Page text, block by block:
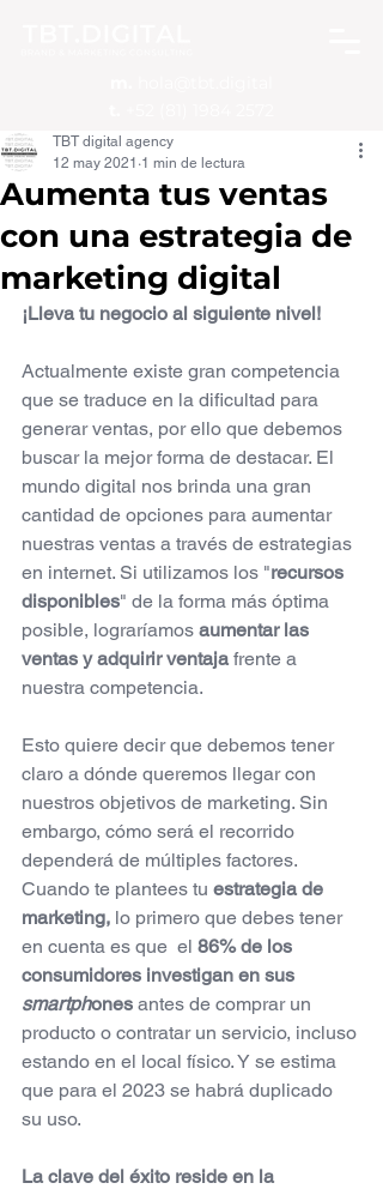
Aumenta tus ventas
con una estrategia de
marketing digital
TBT digital agency
12 may 2021 1 min de lectura
¡Lleva tu negocio al siguiente nivel!
Actualmente existe gran competencia
que se traduce en la dificultad para
generar ventas, por ello que debemos
buscar la mejor forma de destacar. El
mundo digital nos brinda una gran
cantidad de opciones para aumentar
nuestras ventas a través de estrategias
en internet. Si utilizamos los "recursos
disponibles" de la forma más óptima
posible, lograríamos aumentar las
ventas y adquirir ventaja frente a
nuestra competencia.
Esto quiere decir que debemos tener
claro a dónde queremos llegar con
nuestros objetivos de marketing. Sin
embargo, cómo será el recorrido
dependerá de múltiples factores.
Cuando te plantees tu estrategia de
marketing, lo primero que debes tener
en cuenta es que  el 86% de los
consumidores investigan en sus
smartphones antes de comprar un
producto o contratar un servicio, incluso
estando en el local físico. Y se estima
que para el 2023 se habrá duplicado
su uso.
La clave del éxito reside en la